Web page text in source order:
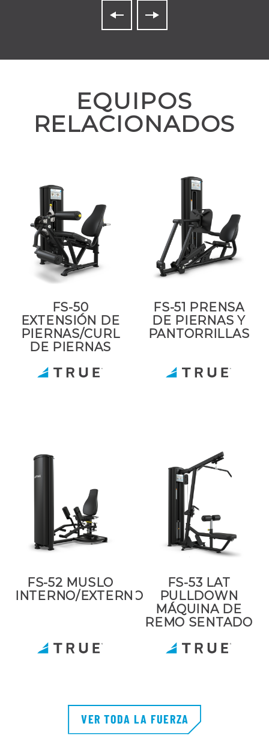
EQUIPOS
RELACIONADOS
FS-50
EXTENSIÓN DE
PIERNAS/CURL
DE PIERNAS
FS-51 PRENSA
DE PIERNAS Y
PANTORRILLAS
FS-52 MUSLO
INTERNO/EXTERNO
FS-53 LAT
PULLDOWN
MÁQUINA DE
REMO SENTADO
VER TODA LA FUERZA